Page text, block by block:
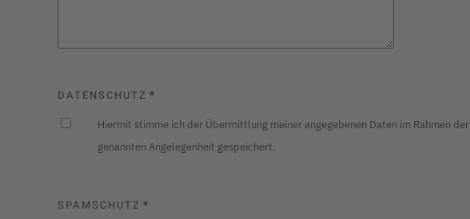
DATENSCHUTZ *
Hiermit stimme ich der Übermittlung meiner angegebenen Daten im Rahmen der
genannten Angelegenheit gespeichert.
SPAMSCHUTZ *